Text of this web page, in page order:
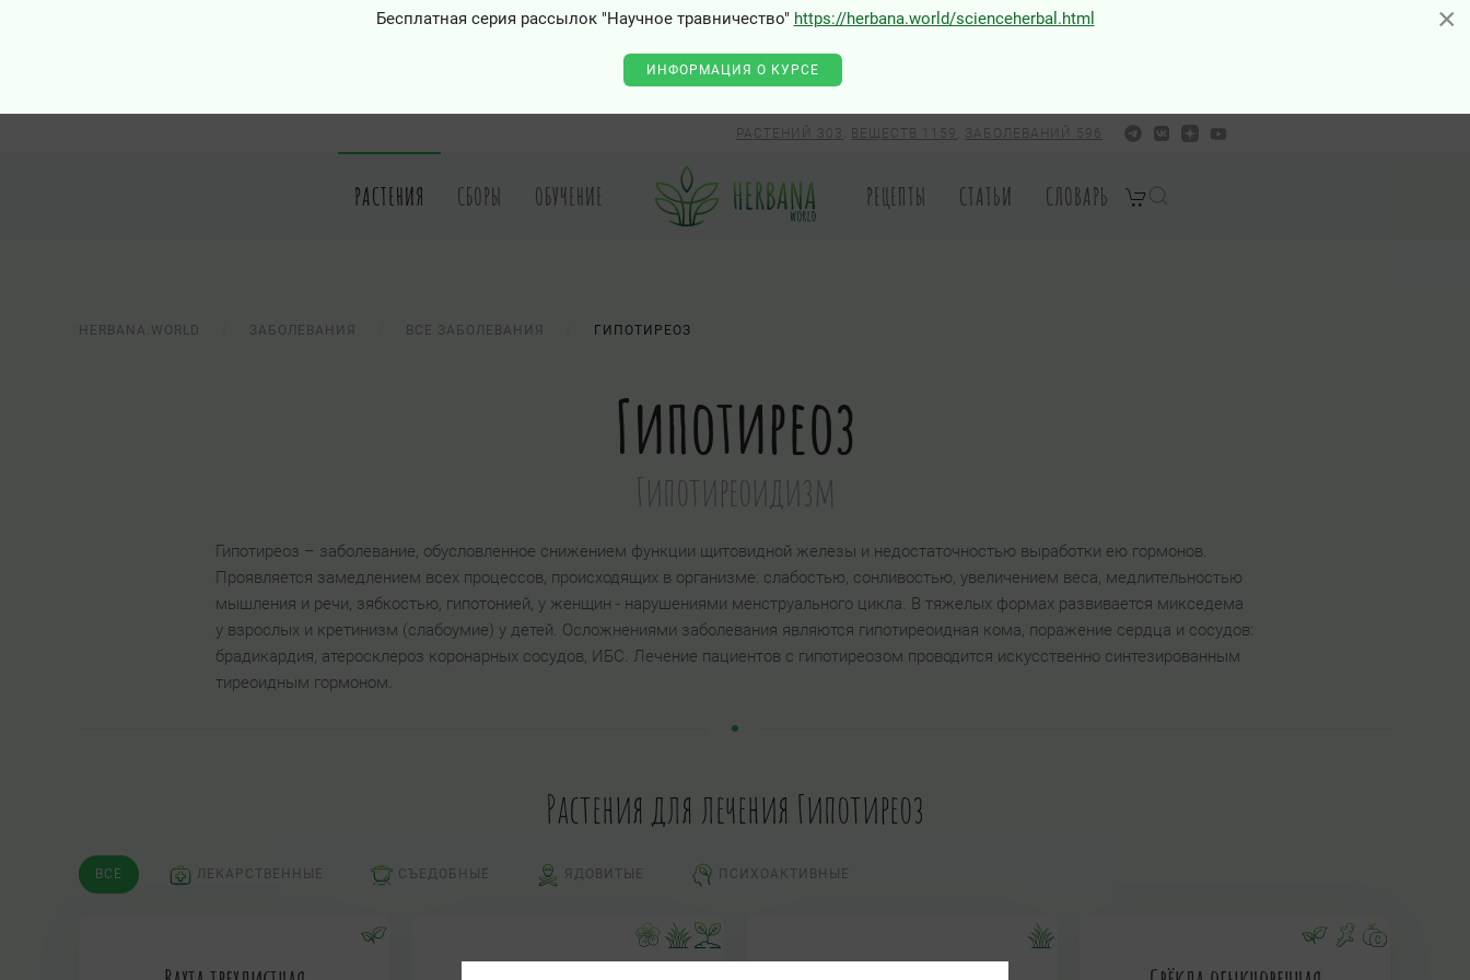
×
Бесплатная серия рассылок "Научное травничество" https://herbana.world/scienceherbal.html
ИНФОРМАЦИЯ О КУРСЕ
РАСТЕНИЙ 303 ВЕЩЕСТВ 1159 ЗАБОЛЕВАНИЙ 596
РАСТЕНИЯ СБОРЫ ОБУЧЕНИЕ РЕЦЕПТЫ СТАТЬИ СЛОВАРЬ
HERBANA.WORLD ЗАБОЛЕВАНИЯ ВСЕ ЗАБОЛЕВАНИЯ ГИПОТИРЕОЗ
Гипотиреоз
Гипотиреоидизм
Гипотиреоз – заболевание, обусловленное снижением функции щитовидной железы и недостаточностью выработки ею гормонов.
Проявляется замедлением всех процессов, происходящих в организме: слабостью, сонливостью, увеличением веса, медлительностью
мышления и речи, зябкостью, гипотонией, у женщин - нарушениями менструального цикла. В тяжелых формах развивается микседема
у взрослых и кретинизм (слабоумие) у детей. Осложнениями заболевания являются гипотиреоидная кома, поражение сердца и сосудов:
брадикардия, атеросклероз коронарных сосудов, ИБС. Лечение пациентов с гипотиреозом проводится искусственно синтезированным
тиреоидным гормоном.
Растения для лечения Гипотиреоз
ВСЕ ЛЕКАРСТВЕННЫЕ СЪЕДОБНЫЕ ЯДОВИТЫЕ ПСИХОАКТИВНЫЕ
×